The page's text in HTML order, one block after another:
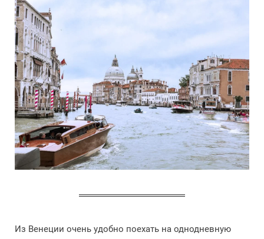
Из Венеции очень удобно поехать на однодневную